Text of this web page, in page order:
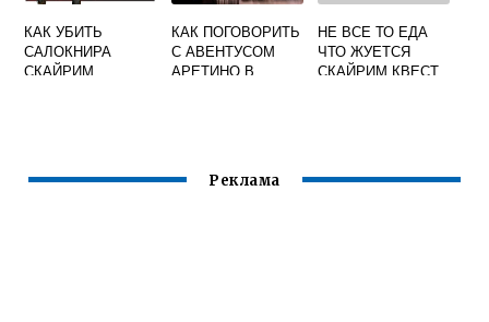
КАК УБИТЬ
САЛОКНИРА
СКАЙРИМ
КАК ПОГОВОРИТЬ
С АВЕНТУСОМ
АРЕТИНО В
НЕ ВСЕ ТО ЕДА
ЧТО ЖУЕТСЯ
СКАЙРИМ КВЕСТ
Реклама